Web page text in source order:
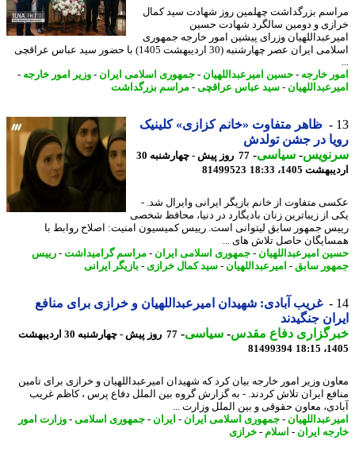
بزرگداشت چهلمین روز شهادت سید کمال
و دومین سالگرد شهادت حسین
وزرای پیشین امور خارجه جمهوری
اسلامی ایران عصر چهارشنبه (30 اردیبهشت 1405) با حضور سید عباس عراقچی
خارجه-حسین امیرعبداللهیان-جمهوری اسلامی ایران - وزیر امور خارجه-
-سید عباس عراقچی-مراسم بزرگداشت
ظاهر متفاوت «خانم کزازی» کلینیک
در جشن تولدش
-سیاسی-
77 روز پیش - چهارشنبه 30
1405، 18:33
81499523
متفاوت از خانم بازیگر ایرانی وایرال شد. -
از زیباترین زنان بادیگارد در دنیا، محافظ شخصی
جمهور سابق لیتوانی است. رییس کمیسیون امنیت: اصلاح روابط با
حاصل تلاش های ...
امیرعبداللهیان-جمهوری اسلامی ایران - مراسم گرامیداشت -رییس
سابق-امیرعبداللهیان-سید کمال خرازی - بازیگر ایرانی
غریب آبادی: شهیدان امیرعبداللهیان و خرازی برای منافع
جنگیدند
دفاع مقدس-سیاسی-
77 روز پیش - چهارشنبه 30 اردیبهشت
81499394
وزیر امور خارجه بیان کرد که شهیدان امیرعبداللهیان و خرازی برای تامین
ایران تلاش کردند. - به گزارش گروه بین الملل دفاع پرس ، کاظم غریب
معاون حقوقی و بین الملل وزارت ...
-جمهوری اسلامی ایران - ایران - جمهوری اسلامی-وزارت امور
ایران - اسلام-خرازی